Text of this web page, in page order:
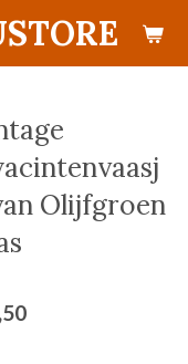
Olijfgroen